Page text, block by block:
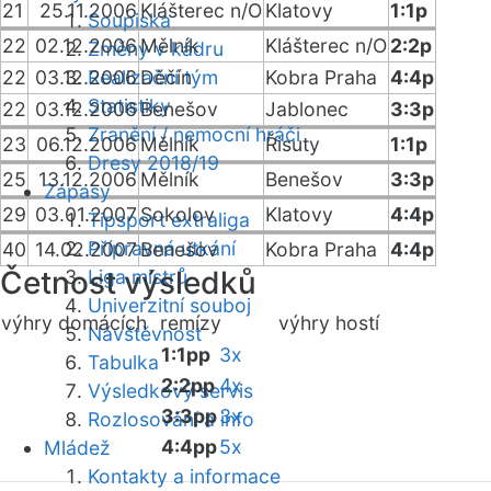
Soupiska
Změny v kádru
Realizační tým
Statistiky
Zranění / nemocní hráči
Dresy 2018/19
Zápasy
Tipsport extraliga
Přípravná utkání
Liga mistrů
Univerzitní souboj
Návštěvnost
Tabulka
Výsledkový servis
Rozlosování a info
Mládež
Kontakty a informace
21
25.11.2006Klášterec n/OKlatovy
1:1p
22 02.12.2006Mělník Klášterec n/O2:2p
22 03.12.2006Děčín Kobra Praha
4:4p
22 03.12.2006Benešov Jablonec
3:3p
23 06.12.2006Mělník Řisuty
1:1p
25
13.12.2006 Mělník Benešov
3:3p
29 03.01.2007Sokolov Klatovy
4:4p
40 14.02.2007Benešov Kobra Praha 4:4p
Četnost výsledků
výhry domácích remízy výhry hostí
1:1pp 3x
2:2pp 4x
3:3pp3x
4:4pp5x